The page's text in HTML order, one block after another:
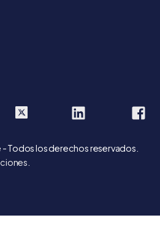
company/
Todos los derechos reservados.